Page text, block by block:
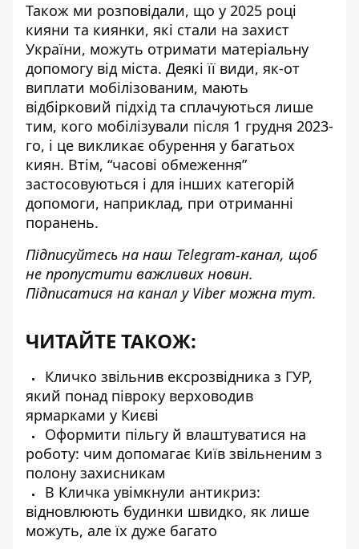
Також ми розповідали, що у 2025 році
кияни та киянки, які стали на захист
України, можуть отримати матеріальну
допомогу від міста. Деякі її види, як-от
виплати мобілізованим, мають
відбірковий підхід та сплачуються лише
тим, кого мобілізували після 1 грудня 2023-
го, і це викликає обурення у багатьох
киян. Втім, “часові обмеження”
застосовуються і для інших категорій
допомоги, наприклад, при отриманні
поранень.
Підписуйтесь на наш Telegram-канал, щоб
не пропустити важливих новин.
Підписатися на канал у Viber можна тут.
ЧИТАЙТЕ ТАКОЖ:
Кличко звільнив ексрозвідника з ГУР,
який понад півроку верховодив
ярмарками у Києві
Оформити пільгу й влаштуватися на
роботу: чим допомагає Київ звільненим з
полону захисникам
В Кличка увімкнули антикриз:
відновлюють будинки швидко, як лише
можуть, але їх дуже багато